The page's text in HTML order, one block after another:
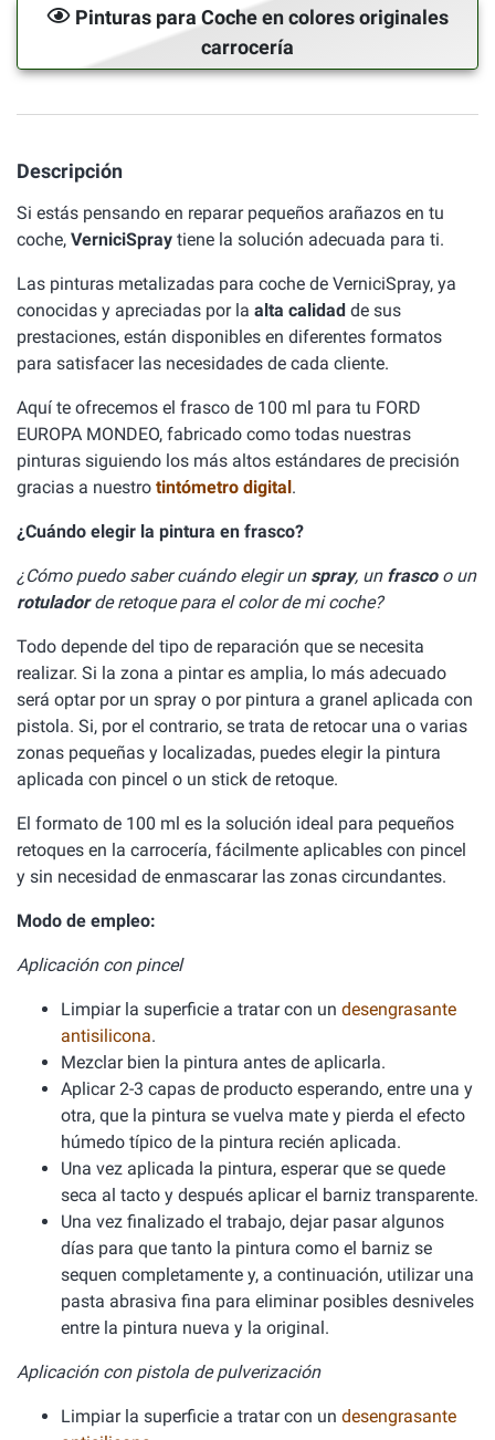
Pinturas para Coche en colores originales
carrocería
Descripción
Si estás pensando en reparar pequeños arañazos en tu
coche, VerniciSpray tiene la solución adecuada para ti.
Las pinturas metalizadas para coche de VerniciSpray, ya
conocidas y apreciadas por la alta calidad de sus
prestaciones, están disponibles en diferentes formatos
para satisfacer las necesidades de cada cliente.
Aquí te ofrecemos el frasco de 100 ml para tu FORD
EUROPA MONDEO, fabricado como todas nuestras
pinturas siguiendo los más altos estándares de precisión
gracias a nuestro tintómetro digital.
¿Cuándo elegir la pintura en frasco?
¿Cómo puedo saber cuándo elegir un spray, un frascoo un
rotuladorde retoque para el color de mi coche?
Todo depende del tipo de reparación que se necesita
realizar. Si la zona a pintar es amplia, lo más adecuado
será optar por un spray o por pintura a granel aplicada con
pistola. Si, por el contrario, se trata de retocar una o varias
zonas pequeñas y localizadas, puedes elegir la pintura
aplicada con pincel o un stick de retoque.
El formato de 100 ml es la solución ideal para pequeños
retoques en la carrocería, fácilmente aplicables con pincel
y sin necesidad de enmascarar las zonas circundantes.
Modo de empleo:
Aplicación con pincel
Limpiar la superficie a tratar con un desengrasante
antisilicona.
Mezclar bien la pintura antes de aplicarla.
Aplicar 2-3 capas de producto esperando, entre una y
otra, que la pintura se vuelva mate y pierda el efecto
húmedo típico de la pintura recién aplicada.
Una vez aplicada la pintura, esperar que se quede
seca al tacto y después aplicar el barniz transparente.
Una vez finalizado el trabajo, dejar pasar algunos
días para que tanto la pintura como el barniz se
sequen completamente y, a continuación, utilizar una
pasta abrasiva fina para eliminar posibles desniveles
entre la pintura nueva y la original.
Aplicación con pistola de pulverización
Limpiar la superficie a tratar con un desengrasante